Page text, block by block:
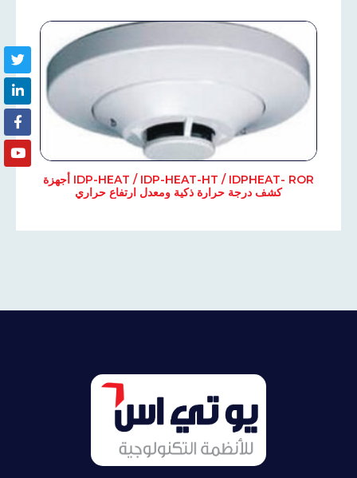
IDP-HEAT / IDP-HEAT-HT / IDPHEAT- ROR أجهزة
كشف درجة حرارة ذكية ومعدل ارتفاع حراري